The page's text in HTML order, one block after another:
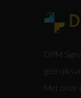
DPM
Met onze